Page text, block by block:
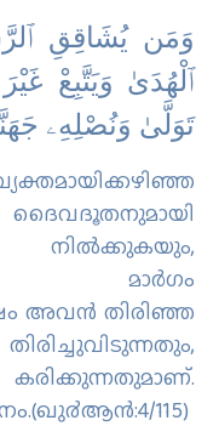
ﻭَﻣَﻦ ﻳُﺸَﺎﻗِﻖِ
ٱﻟْﻬُﺪَﻯٰ ﻭَﻳَﺘَّﺒِﻊْ
ﺗَﻮَﻟَّﻰٰ ﻭَﻧُﺼْﻠِﻪِۦ
മാര്‍ഗം
അവന്‍ തിരിഞ്ഞ
115)